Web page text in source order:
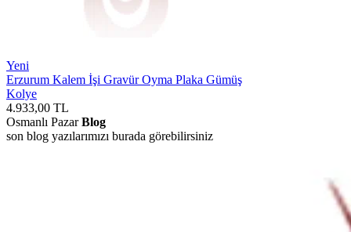
Yeni
Erzurum Kalem İşi Gravür Oyma Plaka Gümüş
Kolye
4.933,00 TL
Osmanlı PazarBlog
son blog yazılarımızı burada görebilirsiniz